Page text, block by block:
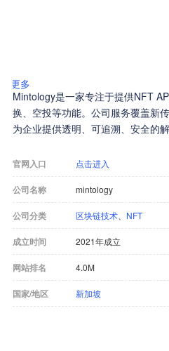
更多
Mintology是一家专注于提供NFT
换、空投等功能。公司服务覆盖新
为企业提供透明、可追溯、安全的解
官网入口 点击进入
公司名称 mintology
公司分类 区块链技术 NFT
成立时间 2021年成立
网站排名 4.0M
国家/地区 新加坡